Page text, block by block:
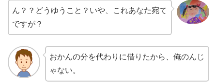
ん？？どうゆうこと？いや、これあなた宛て
ですが？
おかんの分を代わりに借りたから、俺のんじ
ゃない。